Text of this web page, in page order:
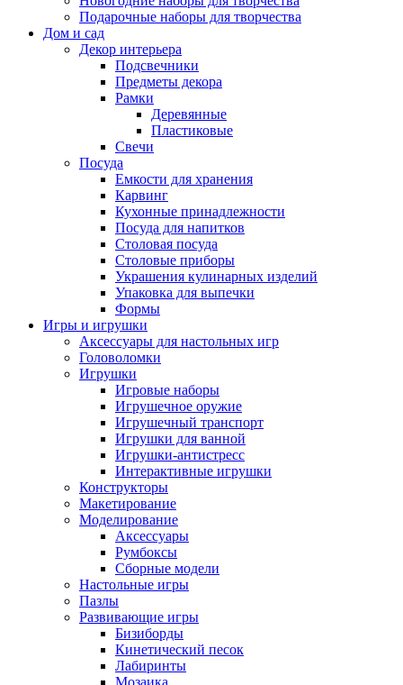
Подарочные наборы для творчества
Дом и сад
Декор интерьера
Подсвечники
Предметы декора
Рамки
Деревянные
Пластиковые
Свечи
Посуда
Емкости для хранения
Карвинг
Кухонные принадлежности
Посуда для напитков
Столовая посуда
Столовые приборы
Украшения кулинарных изделий
Упаковка для выпечки
Формы
Игры и игрушки
Аксессуары для настольных игр
Головоломки
Игрушки
Игровые наборы
Игрушечное оружие
Игрушечный транспорт
Игрушки для ванной
Игрушки-антистресс
Интерактивные игрушки
Конструкторы
Макетирование
Моделирование
Аксессуары
Румбоксы
Сборные модели
Настольные игры
Пазлы
Развивающие игры
Бизиборды
Кинетический песок
Лабиринты
Мозаика